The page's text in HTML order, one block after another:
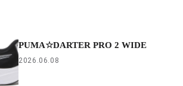
PUMA☆DARTER PRO 2 WIDE
2026.06.08